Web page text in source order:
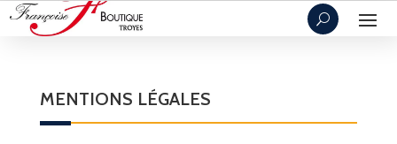
MENTIONS LÉGALES